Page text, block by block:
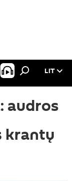
LIT
audros
krantų